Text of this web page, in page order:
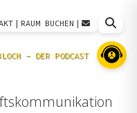
| RAUM BUCHEN |